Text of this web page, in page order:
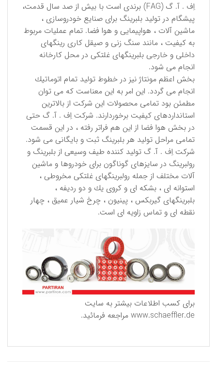
اِف . آ. گ (FAG) برندی است با بیش از صد سال قدمت،
پیشگام در تولید بلبرینگ برای صنایع خودروسازی ،
ماشین آلات ، هواپیمایی و هوا فضا. تمام عملیات مربوط
به كیفیت ، مانند سنگ زنی و صیقل كاری رینگهای
داخلی و خارجی بلبرینگهای غلتكی در محل كارخانه
انجام می شود.
بخش اعظم مونتاژ نیز در خطوط تولید تمام اتوماتیك
انجام می گردد. این امر به این معناست كه می توان
مطمئن بود تمامی محصولات این شركت از بالاترین
استانداردهای كیفیت برخوردارند. شركت اِف . آ. گ حتی
در بخش هوا فضا از این هم فراتر رفته ، در این قسمت
تمامی مراحل تولید هر بلبرینگ ثبت و بایگانی می شود.
شركت اِف . آ. گ تولید كننده طیف وسیعی از بلبرینگ و
رولبرینگ در سایزهای گوناگون برای خودروها و ماشین
آلات مختلف از جمله رولبرینگهای غلتكی مخروطی ،
استوانه ای ، بشكه ای و كروی یك و دو ردیفه ،
بلبرینگهای گیربكس ، پینیون ، چرخ شیار عمیق ، چهار
نقطه ای و تماس زاویه ای است.
برای كسب اطلاعات بیشتر به سایت
www.schaeffler.de مراجعه فرمائید.